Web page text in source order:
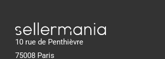
10 rue de Penthièvre
75008 Paris